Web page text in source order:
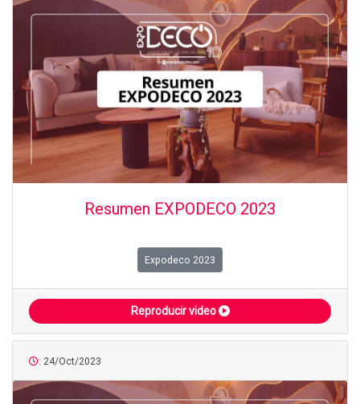
Resumen EXPODECO 2023
Expodeco 2023
Reproducir video
: 24/Oct/2023